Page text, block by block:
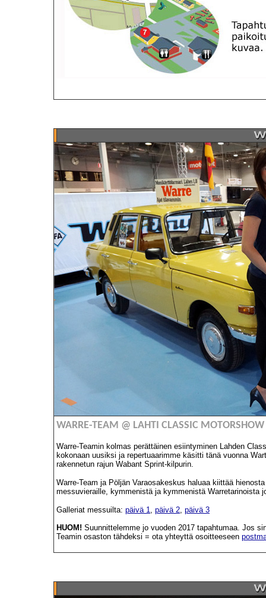
WARRE-TEAM @ LAHTI CLASSIC
Warre-Teamin kolmas perättäinen esiintyminen Lahden
kokonaan uusiksi ja repertuaarimme käsitti tänä vuonna
rakennetun rajun Wabant Sprint-kilpurin.
Warre-Team ja Pöljän Varaosakeskus haluaa kiittää
messuvieraille, kymmenistä ja kymmenistä Warretarinoista
Galleriat messuilta: päivä 1, päivä 2, päivä 3
HUOM! Suunnittelemme jo vuoden 2017 tapahtumaa. Jos
Teamin osaston tähdeksi = ota yhteyttä osoitteeseen